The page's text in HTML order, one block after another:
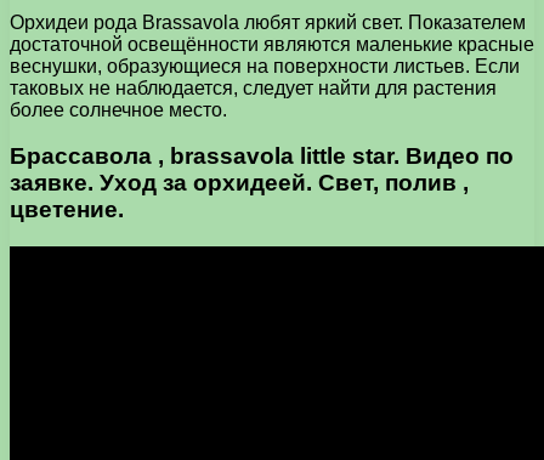
Орхидеи рода Brassavola любят яркий свет. Показателем
достаточной освещённости являются маленькие красные
веснушки, образующиеся на поверхности листьев. Если
таковых не наблюдается, следует найти для растения
более солнечное место.
Брассавола , brassavola little star. Видео по
заявке. Уход за орхидеей. Свет, полив ,
цветение.